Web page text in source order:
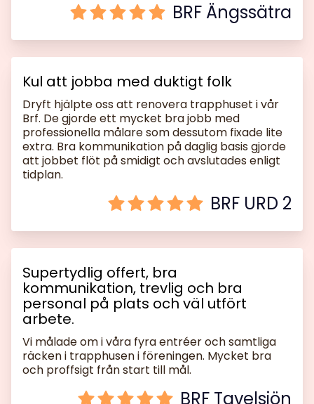
BRF Ängssätra
Kul att jobba med duktigt folk
Dryft hjälpte oss att renovera trapphuset i vår
Brf. De gjorde ett mycket bra jobb med
professionella målare som dessutom fixade lite
extra. Bra kommunikation på daglig basis gjorde
att jobbet flöt på smidigt och avslutades enligt
tidplan.
BRF URD 2
Supertydlig offert, bra
kommunikation, trevlig och bra
personal på plats och väl utfört
arbete.
Vi målade om i våra fyra entréer och samtliga
räcken i trapphusen i föreningen. Mycket bra
och proffsigt från start till mål.
BRF Tavelsjön